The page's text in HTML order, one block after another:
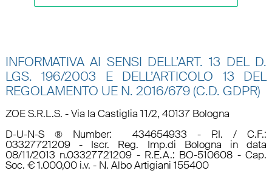
INFORMATIVA AI SENSI DELL’ART. 13 DEL D.
LGS. 196/2003 E DELL’ARTICOLO 13 DEL
REGOLAMENTO UE N. 2016/679 (C.D. GDPR)
ZOE S.R.L.S. - Via la Castiglia 11/2, 40137 Bologna
D-U-N-S ® Number: 434654933 - P.I. / C.F.:
03327721209 - Iscr. Reg. Imp.di Bologna in data
08/11/2013 n.03327721209 - R.E.A.: BO-510608 - Cap.
Soc. € 1.000,00 i.v. - N. Albo Artigiani 155400